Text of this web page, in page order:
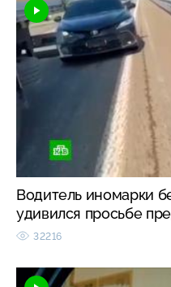
Водитель иномарки
удивился просьбе
32216